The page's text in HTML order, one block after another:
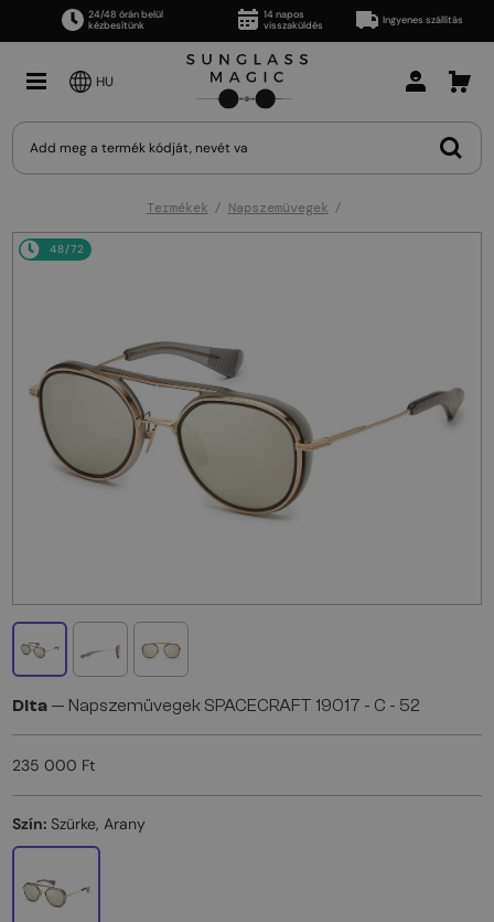
24/48 órán belül
kézbesítünk
14 napos
visszaküldés
Ingyenes szállítás
HU
Termékek Napszemüvegek
48/72
Dita — Napszemüvegek SPACECRAFT 19017 - C - 52
235 000 Ft
Szín: Szürke, Arany